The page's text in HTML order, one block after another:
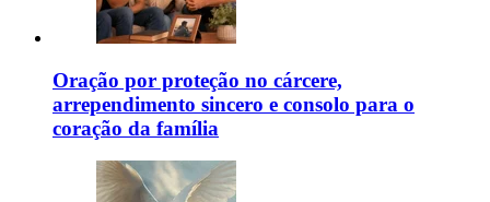
Oração por proteção no cárcere,
arrependimento sincero e consolo para o
coração da família